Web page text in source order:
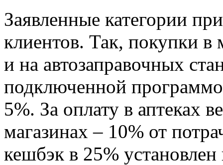
Заявленные категории
клиентов. Так, покупки в
и на автозаправочных
подключенной
5%. За оплату в аптеках
магазинах – 10% от
кешбэк в 25%